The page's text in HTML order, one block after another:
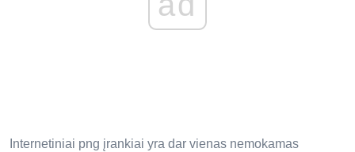
Internetiniai png įrankiai yra dar vienas nemokamas